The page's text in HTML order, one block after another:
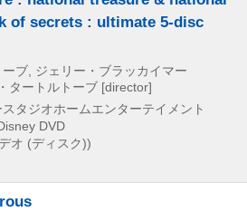
of secrets : ultimate 5-disc
ブ, ジェリー・ブラッカイマー
タートルトーブ [director]
タジオホームエンターテイメント
DVD
オ (ディスク))